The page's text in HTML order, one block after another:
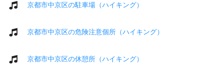
京都市中京区の駐車場（ハイキング）
京都市中京区の危険注意個所（ハイキング）
京都市中京区の休憩所（ハイキング）